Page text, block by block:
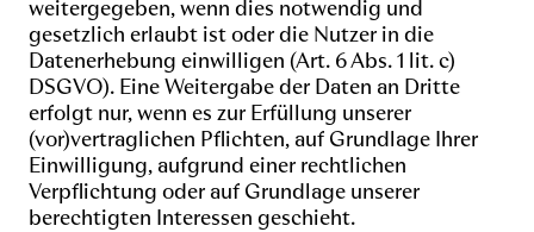
weitergegeben, wenn dies notwendig und
gesetzlich erlaubt ist oder die Nutzer in die
Datenerhebung einwilligen (Art. 6 Abs. 1 lit. c)
DSGVO). Eine Weitergabe der Daten an Dritte
erfolgt nur, wenn es zur Erfüllung unserer
(vor)vertraglichen Pflichten, auf Grundlage Ihrer
Einwilligung, aufgrund einer rechtlichen
Verpflichtung oder auf Grundlage unserer
berechtigten Interessen geschieht.